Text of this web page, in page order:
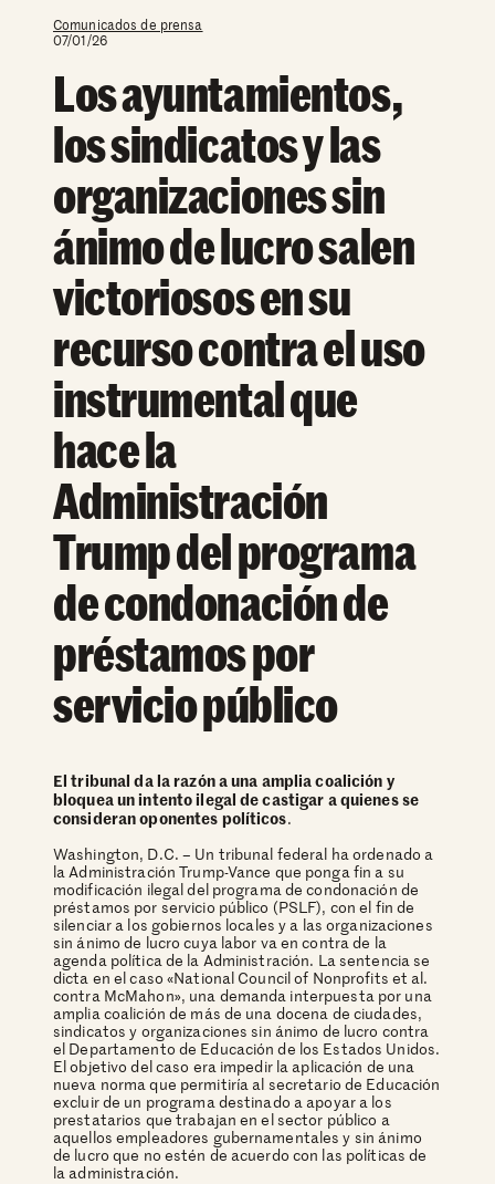
Comunicados de prensa
07/01/26
Los ayuntamientos,
los sindicatos y las
organizaciones sin
ánimo de lucro salen
victoriosos en su
recurso contra el uso
instrumental que
hace la
Administración
Trump del programa
de condonación de
préstamos por
servicio público
El tribunal da la razón a una amplia coalición y
bloquea un intento ilegal de castigar a quienes se
consideran oponentes políticos.
Washington, D.C. – Un tribunal federal ha ordenado a
la Administración Trump-Vance que ponga fin a su
modificación ilegal del programa de condonación de
préstamos por servicio público (PSLF), con el fin de
silenciar a los gobiernos locales y a las organizaciones
sin ánimo de lucro cuya labor va en contra de la
agenda política de la Administración. La sentencia se
dicta en el caso «National Council of Nonprofits et al.
contra McMahon», una demanda interpuesta por una
amplia coalición de más de una docena de ciudades,
sindicatos y organizaciones sin ánimo de lucro contra
el Departamento de Educación de los Estados Unidos.
El objetivo del caso era impedir la aplicación de una
nueva norma que permitiría al secretario de Educación
excluir de un programa destinado a apoyar a los
prestatarios que trabajan en el sector público a
aquellos empleadores gubernamentales y sin ánimo
de lucro que no estén de acuerdo con las políticas de
la administración.